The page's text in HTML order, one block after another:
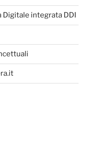
Digitale integrata DDI